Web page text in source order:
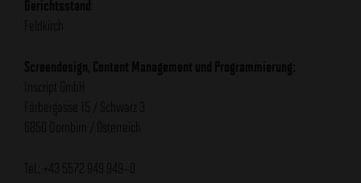
Gerichtsstand:
Feldkirch
Screendesign, Content Management und Programmierung:
Inscript GmbH
Färbergasse 15 / Schwarz 3
6850 Dornbirn / Österreich
Tel.: +43 5572 949 949–0